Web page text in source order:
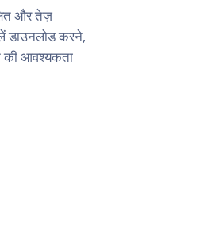
और तेज़
डाउनलोड करने,
की आवश्यकता